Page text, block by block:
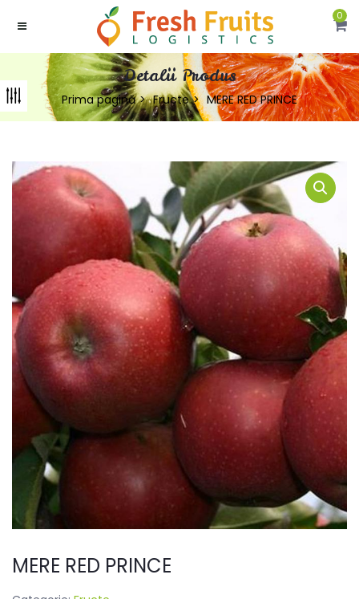
0
Detalii Produs
Prima pagină Fructe MERE RED PRINCE
MERE RED PRINCE